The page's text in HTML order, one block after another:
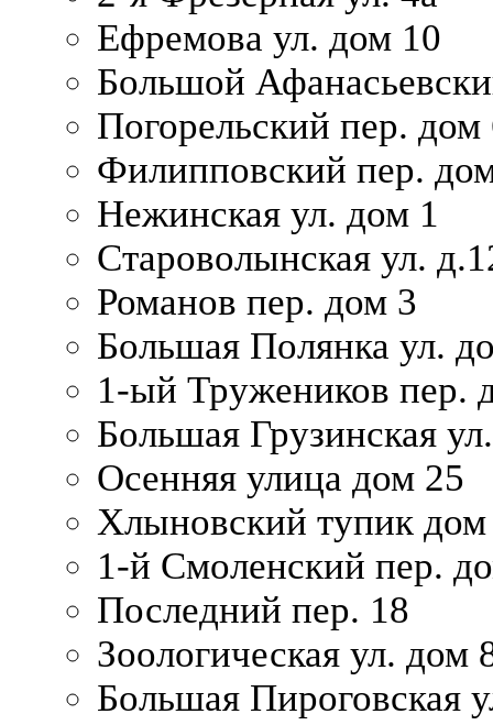
Ефремова ул. дом 10
Большой
Погорельский пер. дом
Филипповский пер.
Нежинская ул. дом 1
Староволынская ул.
Романов пер. дом 3
Большая Полянка ул.
1-ый Тружеников пер.
Большая Грузинская
Осенняя улица дом 25
Хлыновский тупик
1-й Смоленский пер.
Последний пер. 18
Зоологическая ул. дом
Большая Пироговская